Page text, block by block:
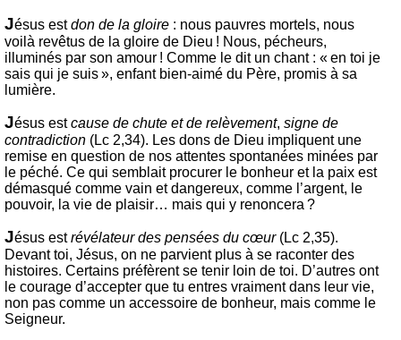
Jésus estdon de la gloire : nous pauvres mortels, nous
voilà revêtus de la gloire de Dieu ! Nous, pécheurs,
illuminés par son amour ! Comme le dit un chant : « en toi je
sais qui je suis », enfant bien-aimé du Père, promis à sa
lumière.
Jésus estcause de chute et de relèvement, signe de
contradiction (Lc 2,34). Les dons de Dieu impliquent une
remise en question de nos attentes spontanées minées par
le péché. Ce qui semblait procurer le bonheur et la paix est
démasqué comme vain et dangereux, comme l’argent, le
pouvoir, la vie de plaisir… mais qui y renoncera ?
Jésus estrévélateur des pensées du cœur(Lc 2,35).
Devant toi, Jésus, on ne parvient plus à se raconter des
histoires. Certains préfèrent se tenir loin de toi. D’autres ont
le courage d’accepter que tu entres vraiment dans leur vie,
non pas comme un accessoire de bonheur, mais comme le
Seigneur.